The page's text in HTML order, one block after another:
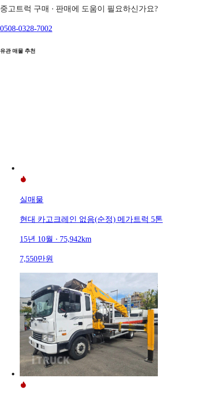
중고트럭 구매 · 판매에 도움이 필요하신가요?
0508-0328-7002
유관 매물 추천
실매물
현대 카고크레인 없음(순정) 메가트럭 5톤
15년 10월 · 75,942km
7,550만원